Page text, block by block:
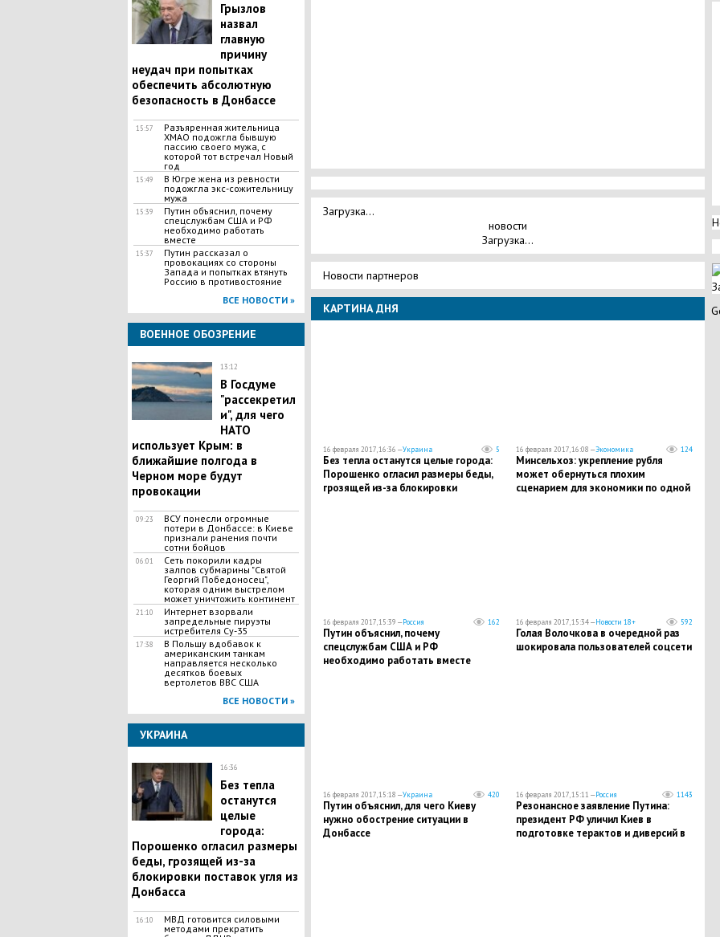
Грызлов
назвал
главную
причину
неудач при попытках
обеспечить абсолютную
безопасность в Донбассе
15:57
Разъяренная жительница
ХМАО подожгла бывшую
пассию своего мужа, с
которой тот встречал Новый
год
15:49
В Югре жена из ревности
подожгла экс-сожительницу
мужа
15:39
Путин объяснил, почему
спецслужбам США и РФ
необходимо работать
вместе
15:37
Путин рассказал о
провокациях со стороны
Запада и попытках втянуть
Россию в противостояние
ВСЕ НОВОСТИ »
ВОЕННОЕ ОБОЗРЕНИЕ
13:12
В Госдуме
"рассекретил
и", для чего
НАТО
использует Крым: в
ближайшие полгода в
Черном море будут
провокации
09:23
ВСУ понесли огромные
потери в Донбассе: в Киеве
признали ранения почти
сотни бойцов
06:01
Сеть покорили кадры
залпов субмарины "Святой
Георгий Победоносец",
которая одним выстрелом
может уничтожить континент
21:10
Интернет взорвали
запредельные пируэты
истребителя Су-35
17:38
В Польшу вдобавок к
американским танкам
направляется несколько
десятков боевых
вертолетов ВВС США
ВСЕ НОВОСТИ »
УКРАИНА
16:36
Без тепла
останутся
целые
города:
Порошенко огласил размеры
беды, грозящей из-за
блокировки поставок угля из
Донбасса
16:10
МВД готовится силовыми
методами прекратить
Загрузка...
новости
Загрузка...
Новости партнеров
КАРТИНА ДНЯ
16 февраля 2017, 16:36 —Украина 5
Без тепла останутся целые города:
Порошенко огласил размеры беды,
грозящей из-за блокировки
16 февраля 2017, 16:08 —Экономика 124
Минсельхоз: укрепление рубля
может обернуться плохим
сценарием для экономики по одной
16 февраля 2017, 15:39 —Россия 162
Путин объяснил, почему
спецслужбам США и РФ
необходимо работать вместе
16 февраля 2017, 15:34 —Новости 18+ 592
Голая Волочкова в очередной раз
шокировала пользователей соцсети
16 февраля 2017, 15:18 —Украина 420
Путин объяснил, для чего Киеву
нужно обострение ситуации в
Донбассе
16 февраля 2017, 15:11 —Россия 1143
Резонансное заявление Путина:
президент РФ уличил Киев в
подготовке терактов и диверсий в